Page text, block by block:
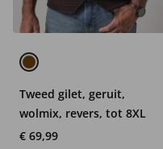
Tweed gilet, geruit,
wolmix, revers, tot 8XL
€ 69,99